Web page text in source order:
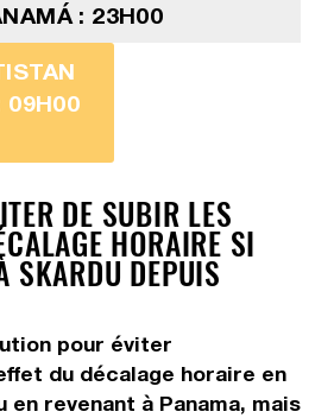
: 23H00
09H00
DE SUBIR LES
HORAIRE SI
SKARDU DEPUIS
pour éviter
du décalage horaire en
en revenant à Panama, mais